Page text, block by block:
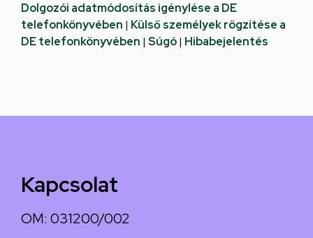
Dolgozói adatmódosítás igénylése a DE
telefonkönyvében | Külső személyek rögzítése a
DE telefonkönyvében | Súgó| Hibabejelentés
Kapcsolat
OM: 031200/002